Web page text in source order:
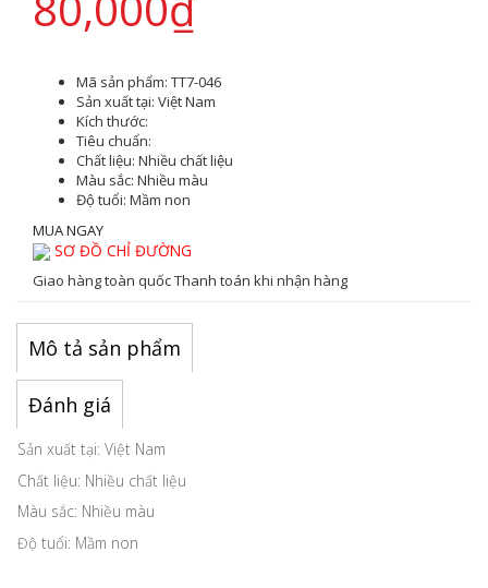
Mã sản phẩm: TT7-046
Sản xuất tại: Việt Nam
Kích thước:
Tiêu chuẩn:
Chất liệu: Nhiều chất liệu
Màu sắc: Nhiều màu
Độ tuổi: Mầm non
MUA NGAY
SƠ ĐỒ CHỈ ĐƯỜNG
Giao hàng toàn quốcThanh toán khi nhận hàng
Mô tả sản phẩm
Đánh giá
Sản xuất tại: Việt Nam
Chất liệu: Nhiều chất liệu
Màu sắc: Nhiều màu
Độ tuổi: Mầm non